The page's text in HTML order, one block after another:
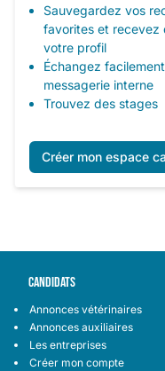
Sauvegardez vos
favorites et recevez
votre profil
Échangez
messagerie interne
Trouvez des stages
Créer mon espace
CANDIDATS
Annonces vétérinaires
Annonces auxiliaires
Les entreprises
Créer mon compte